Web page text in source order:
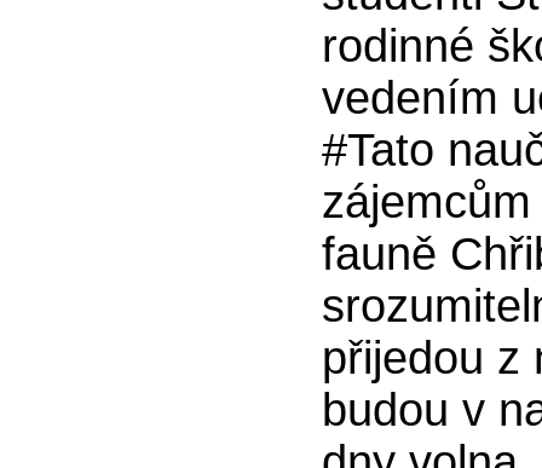
rodinné
vedením
#Tato
fauně
přijedou z
budou v